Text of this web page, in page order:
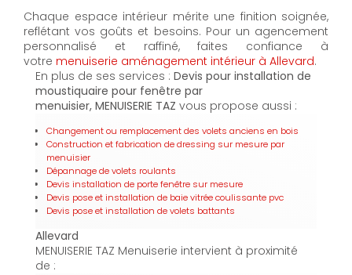
Chaque espace intérieur mérite une finition soignée,
reflétant vos goûts et besoins. Pour un agencement
personnalisé et raffiné, faites confiance à
votre menuiserie aménagement intérieur à Allevard.
En plus de ses services : Devis pour installation de
moustiquaire pour fenêtre par
menuisier, MENUISERIE TAZ vous propose aussi :
Changement ou remplacement des volets anciens en bois
Construction et fabrication de dressing sur mesure par
menuisier
Dépannage de volets roulants
Devis installation de porte fenêtre sur mesure
Devis pose et installation de baie vitrée coulissante pvc
Devis pose et installation de volets battants
Allevard
MENUISERIE TAZ Menuiserie intervient à proximité
de :